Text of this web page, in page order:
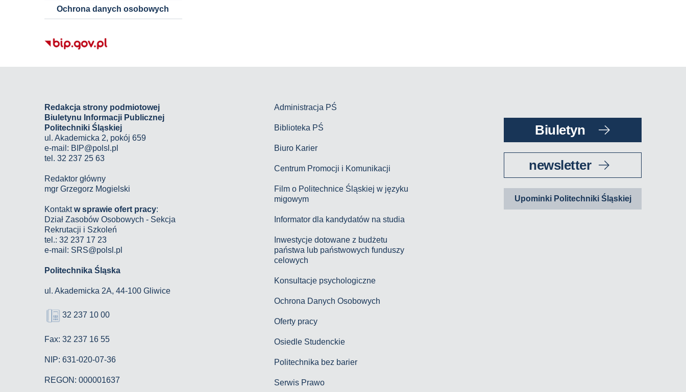
nauczycielami
Staże w
Politechnice
Ochrona danych osobowych
Redakcja strony podmiotowej
Biuletynu Informacji Publicznej
Politechniki Śląskiej
ul. Akademicka 2, pokój 659
e-mail: BIP@polsl.pl
tel. 32 237 25 63
Redaktor główny
mgr Grzegorz Mogielski
Kontaktw sprawie ofert pracy:
Dział Zasobów Osobowych - Sekcja
Rekrutacji i Szkoleń
tel.: 32 237 17 23
e-mail: SRS@polsl.pl
Politechnika Śląska
ul. Akademicka 2A, 44-100 Gliwice
32 237 10 00
Fax: 32 237 16 55
NIP: 631-020-07-36
REGON: 000001637
Administracja PŚ
Biblioteka PŚ
Biuro Karier
Centrum Promocji i Komunikacji
Film o Politechnice Śląskiej w języku
migowym
Informator dla kandydatów na studia
Inwestycje dotowane z budżetu
państwa lub państwowych funduszy
celowych
Konsultacje psychologiczne
Ochrona Danych Osobowych
Oferty pracy
Osiedle Studenckie
Politechnika bez barier
Serwis Prawo
Biuletyn
newsletter
Upominki Politechniki Śląskiej